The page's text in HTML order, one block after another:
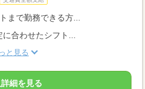
まで勤務できる方...
合わせたシフト...
と見る
細を見る